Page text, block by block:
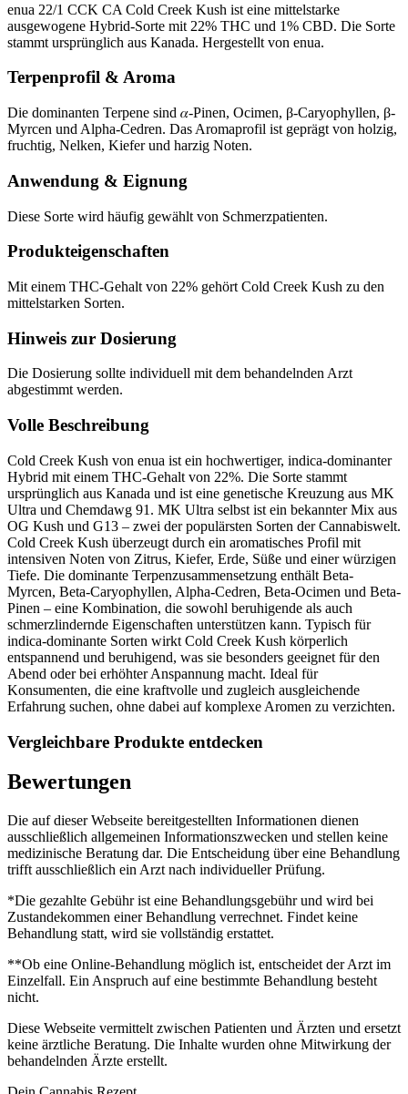
enua 22/1 CCK CA Cold Creek Kush ist eine mittelstarke
ausgewogene Hybrid-Sorte mit 22% THC und 1% CBD. Die Sorte
stammt ursprünglich aus Kanada. Hergestellt von enua.
Terpenprofil & Aroma
Die dominanten Terpene sind 𝛼-Pinen, Ocimen, β-Caryophyllen, β-
Myrcen und Alpha-Cedren. Das Aromaprofil ist geprägt von holzig,
fruchtig, Nelken, Kiefer und harzig Noten.
Anwendung & Eignung
Diese Sorte wird häufig gewählt von Schmerzpatienten.
Produkteigenschaften
Mit einem THC-Gehalt von 22% gehört Cold Creek Kush zu den
mittelstarken Sorten.
Hinweis zur Dosierung
Die Dosierung sollte individuell mit dem behandelnden Arzt
abgestimmt werden.
Volle Beschreibung
Cold Creek Kush von enua ist ein hochwertiger, indica-dominanter
Hybrid mit einem THC-Gehalt von 22%. Die Sorte stammt
ursprünglich aus Kanada und ist eine genetische Kreuzung aus MK
Ultra und Chemdawg 91. MK Ultra selbst ist ein bekannter Mix aus
OG Kush und G13 – zwei der populärsten Sorten der Cannabiswelt.
Cold Creek Kush überzeugt durch ein aromatisches Profil mit
intensiven Noten von Zitrus, Kiefer, Erde, Süße und einer würzigen
Tiefe. Die dominante Terpenzusammensetzung enthält Beta-
Myrcen, Beta-Caryophyllen, Alpha-Cedren, Beta-Ocimen und Beta-
Pinen – eine Kombination, die sowohl beruhigende als auch
schmerzlindernde Eigenschaften unterstützen kann. Typisch für
indica-dominante Sorten wirkt Cold Creek Kush körperlich
entspannend und beruhigend, was sie besonders geeignet für den
Abend oder bei erhöhter Anspannung macht. Ideal für
Konsumenten, die eine kraftvolle und zugleich ausgleichende
Erfahrung suchen, ohne dabei auf komplexe Aromen zu verzichten.
Vergleichbare Produkte entdecken
Bewertungen
Die auf dieser Webseite bereitgestellten Informationen dienen
ausschließlich allgemeinen Informationszwecken und stellen keine
medizinische Beratung dar. Die Entscheidung über eine Behandlung
trifft ausschließlich ein Arzt nach individueller Prüfung.
*Die gezahlte Gebühr ist eine Behandlungsgebühr und wird bei
Zustandekommen einer Behandlung verrechnet. Findet keine
Behandlung statt, wird sie vollständig erstattet.
**Ob eine Online-Behandlung möglich ist, entscheidet der Arzt im
Einzelfall. Ein Anspruch auf eine bestimmte Behandlung besteht
nicht.
Diese Webseite vermittelt zwischen Patienten und Ärzten und ersetzt
keine ärztliche Beratung. Die Inhalte wurden ohne Mitwirkung der
behandelnden Ärzte erstellt.